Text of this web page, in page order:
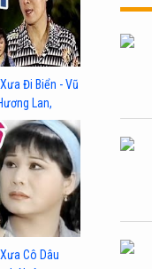
Đi Biển - Vũ
Lan,
Cô Dâu